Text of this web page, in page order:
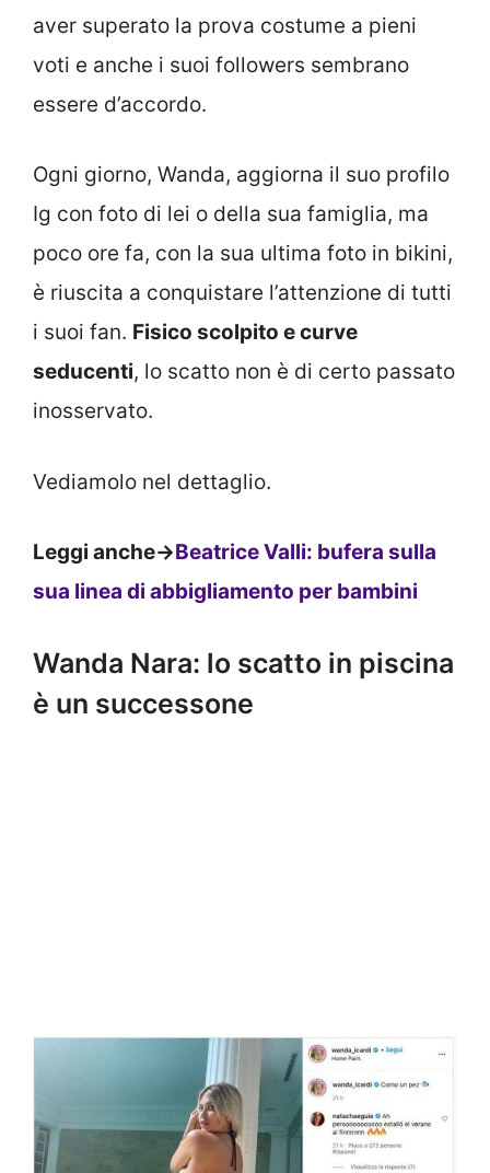
aver superato la prova costume a pieni
voti e anche i suoi followers sembrano
essere d’accordo.
Ogni giorno, Wanda, aggiorna il suo profilo
Ig con foto di lei o della sua famiglia, ma
poco ore fa, con la sua ultima foto in bikini,
è riuscita a conquistare l’attenzione di tutti
i suoi fan. Fisico scolpito e curve
seducenti, lo scatto non è di certo passato
inosservato.
Vediamolo nel dettaglio.
Leggi anche->Beatrice Valli: bufera sulla
sua linea di abbigliamento per bambini
Wanda Nara: lo scatto in piscina
è un successone